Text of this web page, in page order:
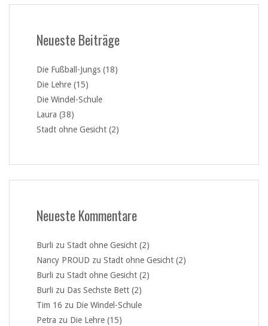
Neueste Beiträge
Die Fußball-Jungs (18)
Die Lehre (15)
Die Windel-Schule
Laura (38)
Stadt ohne Gesicht (2)
Neueste Kommentare
Burli zu Stadt ohne Gesicht (2)
Nancy PROUD zu Stadt ohne Gesicht (2)
Burli zu Stadt ohne Gesicht (2)
Burli zu Das Sechste Bett (2)
Tim 16 zu Die Windel-Schule
Petra zu Die Lehre (15)